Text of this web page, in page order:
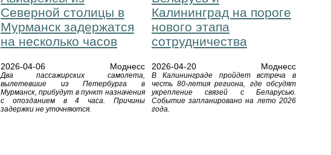
Северной столицы в
Мурманск задержатся
на несколько часов
2026-04-06 Моднесс
Два пассажирских самолета,
вылетевшие из Петербурга в
Мурманск, прибудут в пункт назначения
с опозданием в 4 часа. Причины
задержки не уточняются.
Калининград на пороге
нового этапа
сотрудничества
2026-04-20 Моднесс
В Калининграде пройдет встреча в
честь 80-летия региона, где обсудят
укрепление связей с Беларусью.
Событие запланировано на лето 2026
года.